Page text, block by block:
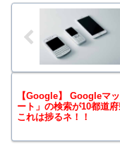
【Google】 Googleマ
ート」の検索が10都道府
これは捗るネ！！